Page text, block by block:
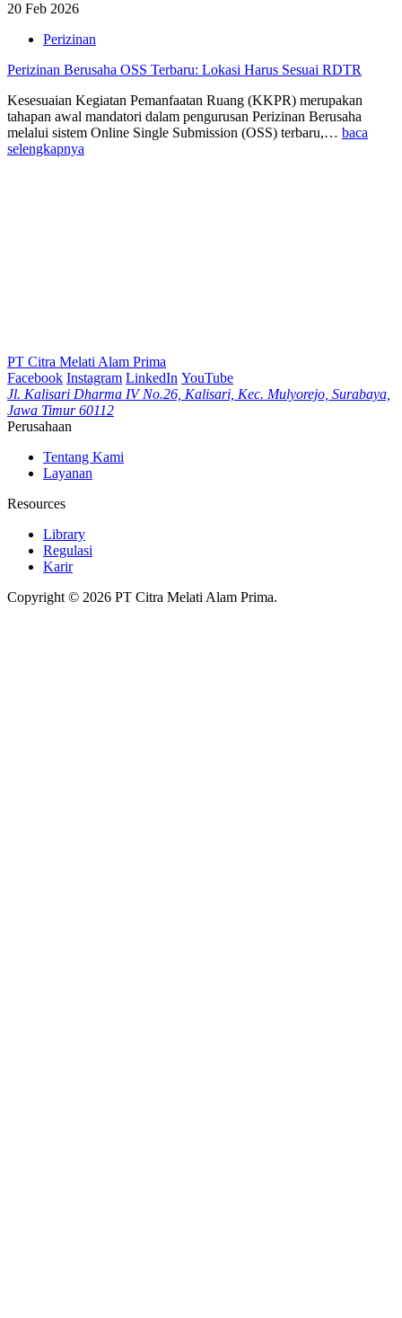
20 Feb 2026
Perizinan
Perizinan Berusaha OSS Terbaru: Lokasi Harus Sesuai RDTR
Kesesuaian Kegiatan Pemanfaatan Ruang (KKPR) merupakan
tahapan awal mandatori dalam pengurusan Perizinan Berusaha
melalui sistem Online Single Submission (OSS) terbaru,… baca
selengkapnya
PT Citra Melati Alam Prima
Facebook Instagram LinkedIn YouTube
Jl. Kalisari Dharma IV No.26, Kalisari, Kec. Mulyorejo, Surabaya,
Jawa Timur 60112
Perusahaan
Tentang Kami
Layanan
Resources
Library
Regulasi
Karir
Copyright © 2026 PT Citra Melati Alam Prima.